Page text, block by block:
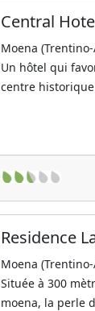
Central
Moena
Un hôtel qui
centre
Residence
Moena
Située à 300
moena, la perle